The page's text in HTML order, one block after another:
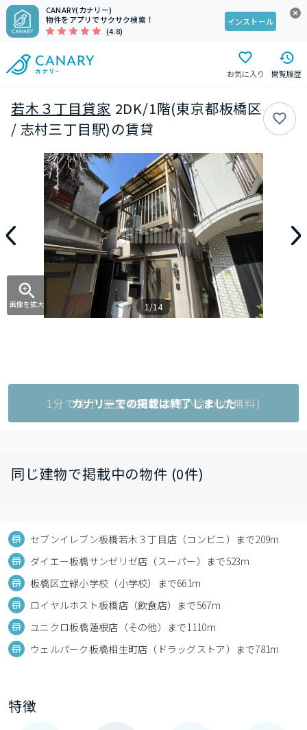
CANARY(カナリー)
物件をアプリでサクサク検索！
(4.8)
インストール
お気に入り 閲覧履歴
若木３丁目貸家 2DK/1階(東京都板橋区
/ 志村三丁目駅)の賃貸
画像を拡大 1/14
1分で完了!空室状況をお問い合わせ(無料)
カナリーでの掲載は終了しました
同じ建物で掲載中の物件 (0件)
セブンイレブン板橋若木３丁目店（コンビニ）まで209m
ダイエー板橋サンゼリゼ店（スーパー）まで523m
板橋区立緑小学校（小学校）まで661m
ロイヤルホスト板橋店（飲食店）まで567m
ユニクロ板橋蓮根店（その他）まで1110m
ウェルパーク板橋相生町店（ドラッグストア）まで781m
特徴